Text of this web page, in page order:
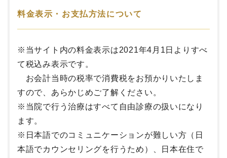
料金表示・お支払方法について
※当サイト内の料金表示は2021年4月1日よりすべ
て税込み表示です。
お会計当時の税率で消費税をお預かりいたしま
すので、あらかじめご了解ください。
※当院で行う治療はすべて自由診療の扱いになり
ます。
※ 日本語でのコミュニケーションが難しい方（日
本語でカウンセリングを行うため）、日本在住で